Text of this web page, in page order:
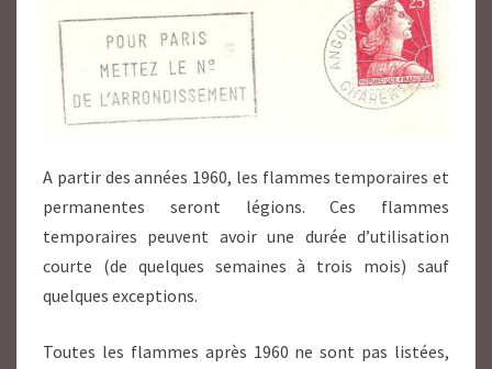
A partir des années 1960, les flammes temporaires et
permanentes seront légions. Ces flammes
temporaires peuvent avoir une durée d’utilisation
courte (de quelques semaines à trois mois) sauf
quelques exceptions.
Toutes les flammes après 1960 ne sont pas listées,